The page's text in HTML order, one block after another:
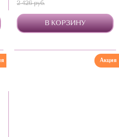
2 426 руб.
В КОРЗИНУ
Акция